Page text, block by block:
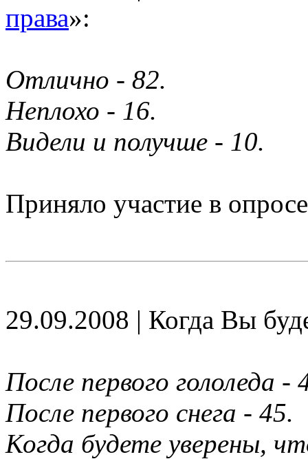
права»:
Отлично - 82.
Неплохо - 16.
Видели и получше - 10.
Приняло участие в
29.09.2008 | Когда Вы
После первого гололеда -
После первого снега - 45.
Когда будете уверены,